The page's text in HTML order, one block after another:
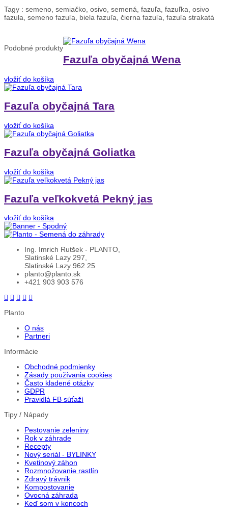
Tagy : semeno, semiačko, osivo, semená, fazuľa, fazuľka, osivo
fazula, semeno fazuľa, biela fazuľa, čierna fazuľa, fazuľa strakatá
Podobné produkty
Fazuľa obyčajná Wena
vložiť do košíka
Fazuľa obyčajná Tara
vložiť do košíka
Fazuľa obyčajná Goliatka
vložiť do košíka
Fazuľa veľkokvetá Pekný jas
vložiť do košíka
Ing. Imrich Rutšek - PLANTO,
Slatinské Lazy 297,
Slatinské Lazy 962 25
planto@planto.sk
+421 903 903 576
Planto
O nás
Partneri
Informácie
Obchodné podmienky
Zásady používania cookies
Často kladené otázky
GDPR
Pravidlá FB súťaží
Tipy / Nápady
Pestovanie zeleniny
Rok v záhrade
Recepty
Nový seriál - BYLINKY
Kvetinový záhon
Rozmnožovanie rastlín
Zdravý trávnik
Kompostovanie
Ovocná záhrada
Keď som v koncoch